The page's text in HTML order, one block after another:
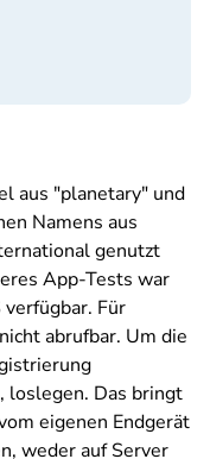
aus "planetary" und
Namens aus
genutzt
App-Tests war
Für
abrufbar. Um die
loslegen. Das bringt
eigenen Endgerät
weder auf Server